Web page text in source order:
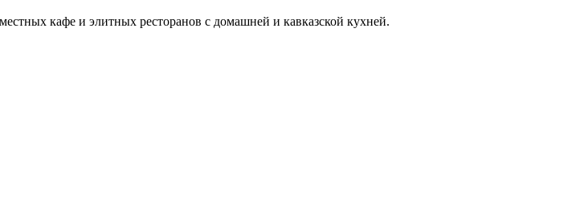
кафе и элитных ресторанов с домашней и кавказской кухней.